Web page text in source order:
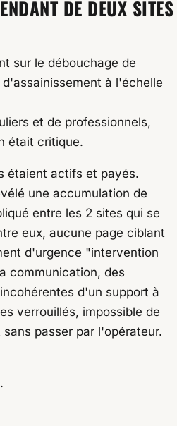
DE DEUX SITES
sur le débouchage de
à l'échelle
et de professionnels,
était critique.
étaient actifs et payés.
une accumulation de
entre les 2 sites qui se
eux, aucune page ciblant
d'urgence "intervention
communication, des
d'un support à
verrouillés, impossible de
passer par l'opérateur.